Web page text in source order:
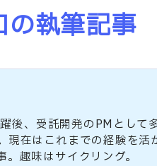
テックアカ
インターン
カスタマイズ
1社専用「
の執筆記事
後、受託開発のPMとして
現在はこれまでの経験を
趣味はサイクリング。